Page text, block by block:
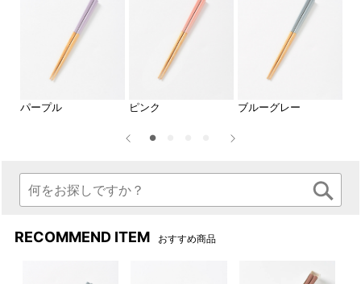
パープル ピンク ブルーグレー
RECOMMEND ITEM おすすめ商品